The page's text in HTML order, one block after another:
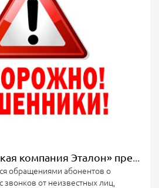
АО «Энергетическая компания Эталон» предупреждает о мошенничестве!
обращениями абонентов о
звонков от неизвестных лиц,